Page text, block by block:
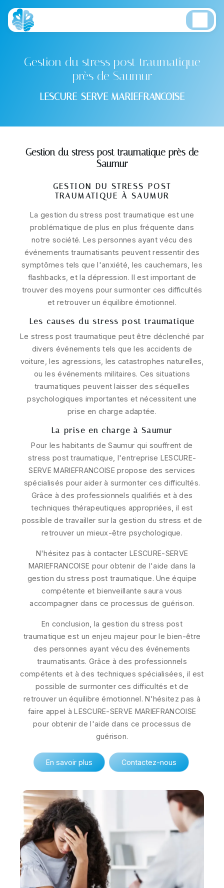
Gestion du stress post traumatique
près de Saumur
LESCURE-SERVE MARIEFRANCOISE
Gestion du stress post traumatique près de
Saumur
GESTION DU STRESS POST
TRAUMATIQUE À SAUMUR
La gestion du stress post traumatique est une
problématique de plus en plus fréquente dans
notre société. Les personnes ayant vécu des
événements traumatisants peuvent ressentir des
symptômes tels que l'anxiété, les cauchemars, les
flashbacks, et la dépression. Il est important de
trouver des moyens pour surmonter ces difficultés
et retrouver un équilibre émotionnel.
Les causes du stress post traumatique
Le stress post traumatique peut être déclenché par
divers événements tels que les accidents de
voiture, les agressions, les catastrophes naturelles,
ou les événements militaires. Ces situations
traumatiques peuvent laisser des séquelles
psychologiques importantes et nécessitent une
prise en charge adaptée.
La prise en charge à Saumur
Pour les habitants de Saumur qui souffrent de
stress post traumatique, l'entreprise LESCURE-
SERVE MARIEFRANCOISE propose des services
spécialisés pour aider à surmonter ces difficultés.
Grâce à des professionnels qualifiés et à des
techniques thérapeutiques appropriées, il est
possible de travailler sur la gestion du stress et de
retrouver un mieux-être psychologique.
N'hésitez pas à contacter LESCURE-SERVE
MARIEFRANCOISE pour obtenir de l'aide dans la
gestion du stress post traumatique. Une équipe
compétente et bienveillante saura vous
accompagner dans ce processus de guérison.
En conclusion, la gestion du stress post
traumatique est un enjeu majeur pour le bien-être
des personnes ayant vécu des événements
traumatisants. Grâce à des professionnels
compétents et à des techniques spécialisées, il est
possible de surmonter ces difficultés et de
retrouver un équilibre émotionnel. N'hésitez pas à
faire appel à LESCURE-SERVE MARIEFRANCOISE
pour obtenir de l'aide dans ce processus de
guérison.
En savoir plus Contactez-nous